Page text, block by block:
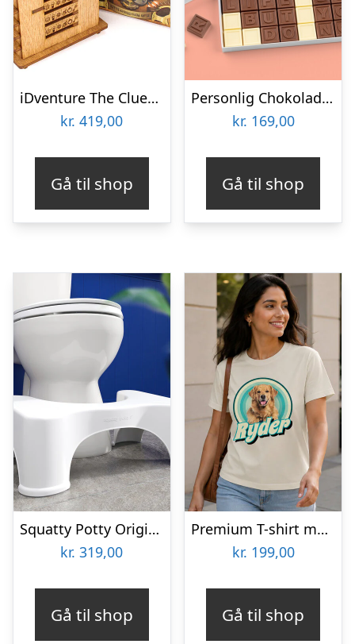
iDventure The Cluebox
kr. 419,00
Gå til shop
Personlig Chokolade med Tekst
kr. 169,00
Gå til shop
Squatty Potty Original
kr. 319,00
Gå til shop
Premium T-shirt med foto – Retrodesign kæledyr
kr. 199,00
Gå til shop